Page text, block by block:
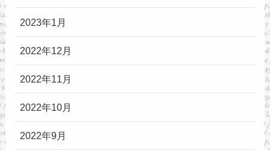
2023年1月
2022年12月
2022年11月
2022年10月
2022年9月